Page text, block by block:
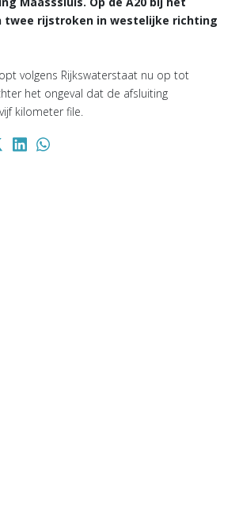
twee rijstroken in westelijke richting
volgens Rijkswaterstaat nu op tot
het ongeval dat de afsluiting
kilometer file.